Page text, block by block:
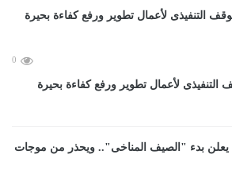
0
التنفيذى لأعمال تطوير ورفع كفاءة بحيرة